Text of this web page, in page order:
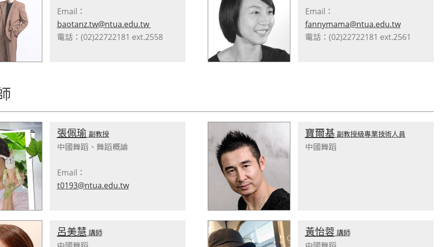
Email：
baotanz.tw@ntua.edu.tw
電話：(02)22722181 ext.2558
Email：
fannymama@ntua.edu.tw
電話：(02)22722181 ext.2561
張佩瑜 副教授
中國舞蹈、舞蹈概論
Email：
t0193@ntua.edu.tw
寶爾基副教授級專業技術人員
中國舞蹈
呂美慧 講師 黃怡蓉 講師